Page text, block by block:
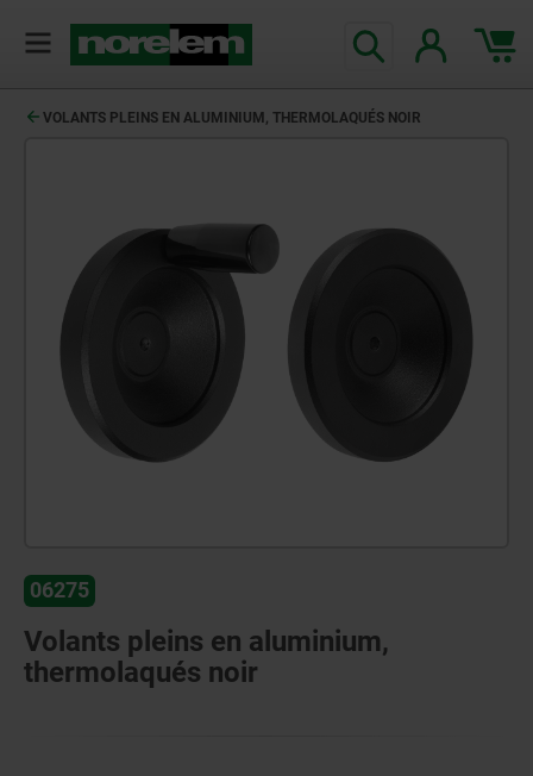
VOLANTS PLEINS EN ALUMINIUM, THERMOLAQUÉS NOIR
06275
Volants pleins en aluminium,
thermolaqués noir